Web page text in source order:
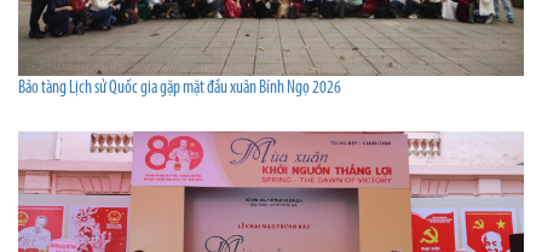
Bảo tàng Lịch sử Quốc gia gặp mặt đầu xuân Bính Ngọ 2026